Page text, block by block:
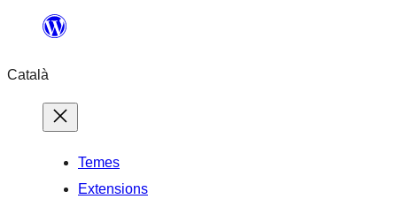
contingut
Català
Temes
Extensions